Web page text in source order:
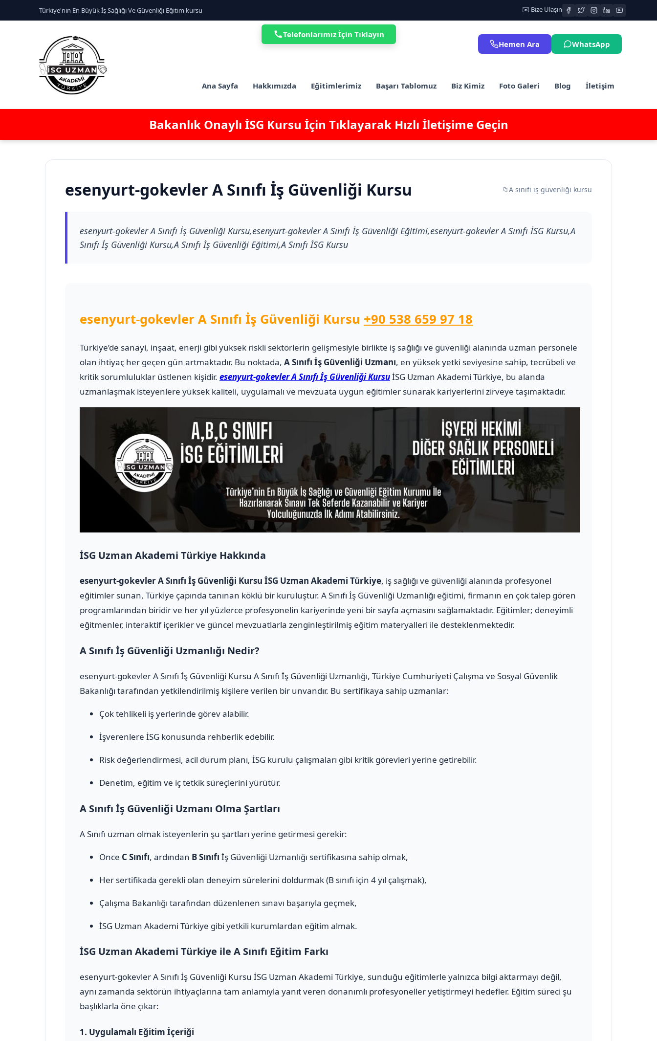
Türkiye'nin En Büyük İş Sağlığı Ve Güvenliği Eğitim kursu ✉️ Bize Ulaşın
Ana Sayfa Hakkımızda Eğitimlerimiz Başarı Tablomuz Biz Kimiz Foto Galeri Blog İletişim
Hemen Ara WhatsApp
Bakanlık Onaylı İSG Kursu İçin Tıklayarak Hızlı İletişime Geçin
esenyurt-gokevler A Sınıfı İş Güvenliği Kursu 📁A sınıfı iş güvenliği kursu
esenyurt-gokevler A Sınıfı İş Güvenliği Kursu,esenyurt-gokevler A Sınıfı İş Güvenliği Eğitimi,esenyurt-gokevler A Sınıfı İSG Kursu,A
Sınıfı İş Güvenliği Kursu,A Sınıfı İş Güvenliği Eğitimi,A Sınıfı İSG Kursu
esenyurt-gokevler A Sınıfı İş Güvenliği Kursu +90 538 659 97 18
Türkiye’de sanayi, inşaat, enerji gibi yüksek riskli sektörlerin gelişmesiyle birlikte iş sağlığı ve güvenliği alanında uzman personele
olan ihtiyaç her geçen gün artmaktadır. Bu noktada, A Sınıfı İş Güvenliği Uzmanı, en yüksek yetki seviyesine sahip, tecrübeli ve
kritik sorumluluklar üstlenen kişidir. esenyurt-gokevler A Sınıfı İş Güvenliği KursuİSG Uzman Akademi Türkiye, bu alanda
uzmanlaşmak isteyenlere yüksek kaliteli, uygulamalı ve mevzuata uygun eğitimler sunarak kariyerlerini zirveye taşımaktadır.
İSG Uzman Akademi Türkiye Hakkında
esenyurt-gokevler A Sınıfı İş Güvenliği Kursu İSG Uzman Akademi Türkiye, iş sağlığı ve güvenliği alanında profesyonel
eğitimler sunan, Türkiye çapında tanınan köklü bir kuruluştur. A Sınıfı İş Güvenliği Uzmanlığı eğitimi, firmanın en çok talep gören
programlarından biridir ve her yıl yüzlerce profesyonelin kariyerinde yeni bir sayfa açmasını sağlamaktadır. Eğitimler; deneyimli
eğitmenler, interaktif içerikler ve güncel mevzuatlarla zenginleştirilmiş eğitim materyalleri ile desteklenmektedir.
A Sınıfı İş Güvenliği Uzmanlığı Nedir?
esenyurt-gokevler A Sınıfı İş Güvenliği Kursu A Sınıfı İş Güvenliği Uzmanlığı, Türkiye Cumhuriyeti Çalışma ve Sosyal Güvenlik
Bakanlığı tarafından yetkilendirilmiş kişilere verilen bir unvandır. Bu sertifikaya sahip uzmanlar:
Çok tehlikeli iş yerlerinde görev alabilir.
İşverenlere İSG konusunda rehberlik edebilir.
Risk değerlendirmesi, acil durum planı, İSG kurulu çalışmaları gibi kritik görevleri yerine getirebilir.
Denetim, eğitim ve iç tetkik süreçlerini yürütür.
A Sınıfı İş Güvenliği Uzmanı Olma Şartları
A Sınıfı uzman olmak isteyenlerin şu şartları yerine getirmesi gerekir:
Önce C Sınıfı, ardından B Sınıfı İş Güvenliği Uzmanlığı sertifikasına sahip olmak,
Her sertifikada gerekli olan deneyim sürelerini doldurmak (B sınıfı için 4 yıl çalışmak),
Çalışma Bakanlığı tarafından düzenlenen sınavı başarıyla geçmek,
İSG Uzman Akademi Türkiye gibi yetkili kurumlardan eğitim almak.
İSG Uzman Akademi Türkiye ile A Sınıfı Eğitim Farkı
esenyurt-gokevler A Sınıfı İş Güvenliği Kursu İSG Uzman Akademi Türkiye, sunduğu eğitimlerle yalnızca bilgi aktarmayı değil,
aynı zamanda sektörün ihtiyaçlarına tam anlamıyla yanıt veren donanımlı profesyoneller yetiştirmeyi hedefler. Eğitim süreci şu
başlıklarla öne çıkar:
1. Uygulamalı Eğitim İçeriği
Telefonlarımız İçin Tıklayın